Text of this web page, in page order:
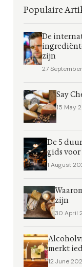
Populaire
De
zijn
27
Say
15 May
De 5
gids
1 August
zijn
30 April
merkt
12 June